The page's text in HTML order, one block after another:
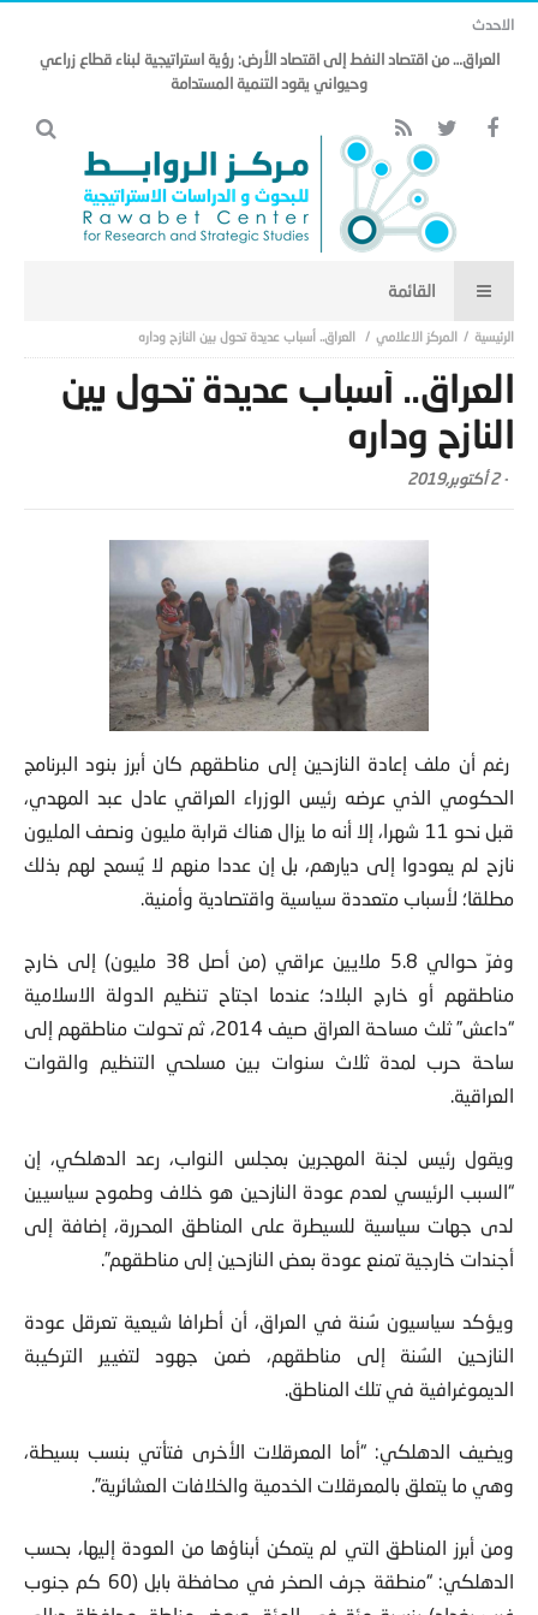
الاحدث
العراق… من اقتصاد النفط إلى اقتصاد الأرض: رؤية استراتيجية لبناء قطاع زراعي
وحيواني يقود التنمية المستدامة
المركز الاعلامي العراق.. أسباب عديدة تحول بين النازح وداره
العراق.. أسباب عديدة تحول بين
النازح وداره
-2 أكتوبر,2019
رغم أن ملف إعادة النازحين إلى مناطقهم كان أبرز بنود البرنامج
الحكومي الذي عرضه رئيس الوزراء العراقي عادل عبد المهدي،
قبل نحو 11 شهرا، إلا أنه ما يزال هناك قرابة مليون ونصف المليون
نازح لم يعودوا إلى ديارهم، بل إن عددا منهم لا يُسمح لهم بذلك
مطلقا؛ لأسباب متعددة سياسية واقتصادية وأمنية.
وفرّ حوالي 5.8 ملايين عراقي (من أصل 38 مليون) إلى خارج
مناطقهم أو خارج البلاد؛ عندما اجتاح تنظيم الدولة الاسلامية
“داعش” ثلث مساحة العراق صيف 2014، ثم تحولت مناطقهم إلى
ساحة حرب لمدة ثلاث سنوات بين مسلحي التنظيم والقوات
العراقية.
ويقول رئيس لجنة المهجرين بمجلس النواب، رعد الدهلكي، إن
“السبب الرئيسي لعدم عودة النازحين هو خلاف وطموح سياسيين
لدى جهات سياسية للسيطرة على المناطق المحررة، إضافة إلى
أجندات خارجية تمنع عودة بعض النازحين إلى مناطقهم”.
ويؤكد سياسيون سُنة في العراق، أن أطرافا شيعية تعرقل عودة
النازحين السُنة إلى مناطقهم، ضمن جهود لتغيير التركيبة
الديموغرافية في تلك المناطق.
ويضيف الدهلكي: “أما المعرقلات الأخرى فتأتي بنسب بسيطة،
وهي ما يتعلق بالمعرقلات الخدمية والخلافات العشائرية”.
ومن أبرز المناطق التي لم يتمكن أبناؤها من العودة إليها، بحسب
الدهلكي: “منطقة جرف الصخر في محافظة بابل (60 كم جنوب